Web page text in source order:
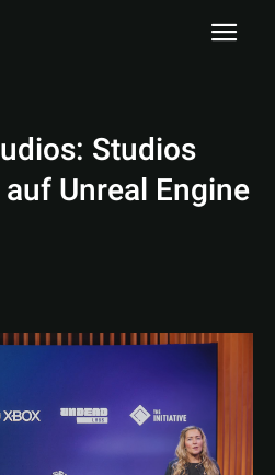
Studios
Unreal Engine